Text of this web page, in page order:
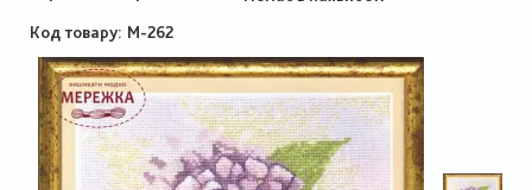
Код товару М-262